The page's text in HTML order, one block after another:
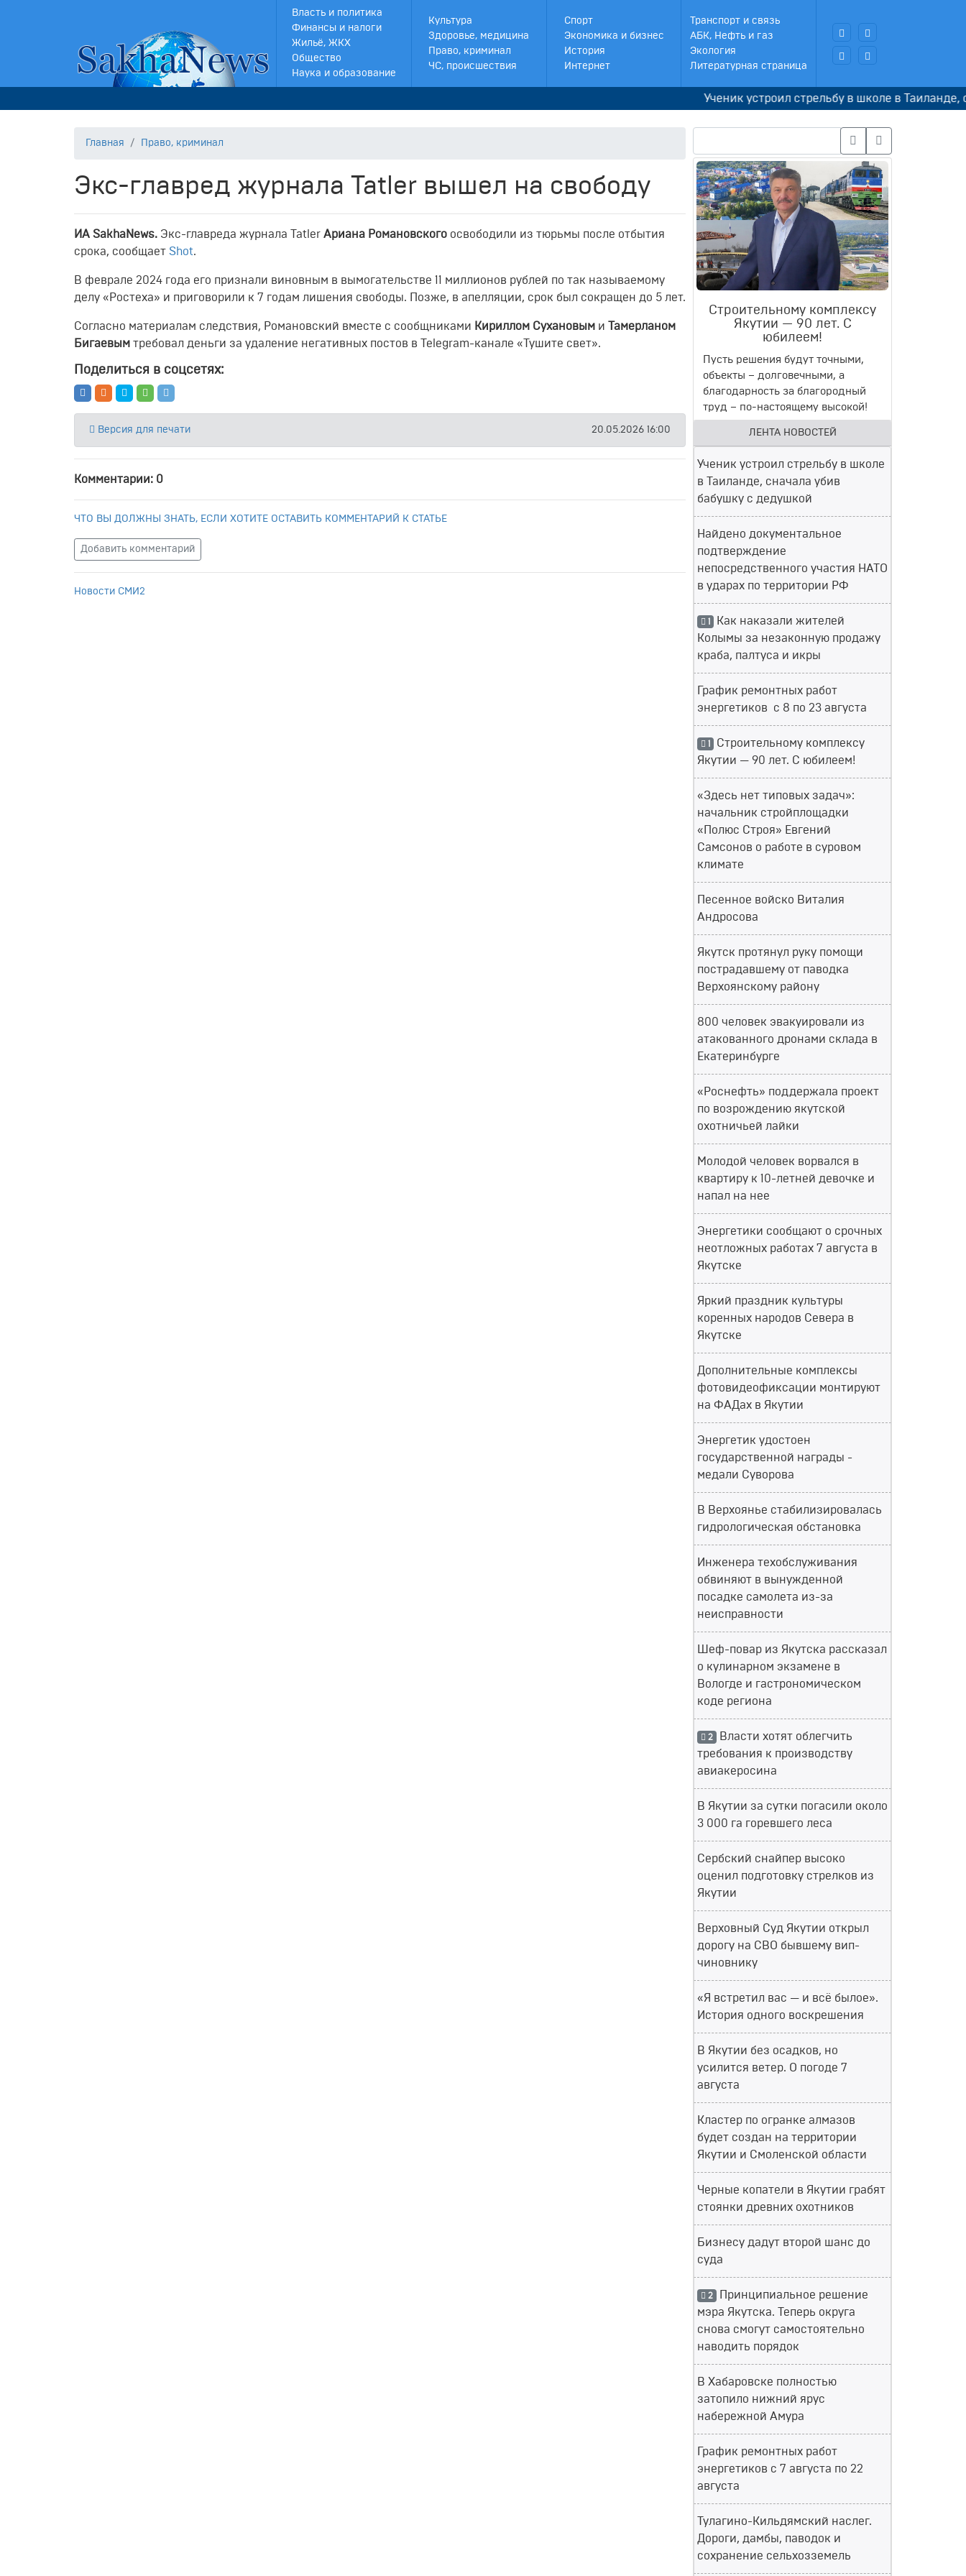
Власть и политика
Финансы и налоги
Жильё, ЖКХ
Общество
Наука и образование
Культура
Здоровье, медицина
Право, криминал
ЧС, происшествия
Спорт
Экономика и бизнес
История
Интернет
Транспорт и связь
АБК, Нефть и газ
Экология
Литературная страница
Ученик устроил стрельбу в школе в Таиланде,
Главная Право, криминал
Экс-главред журнала Tatler вышел на свободу
ИА SakhaNews. Экс-главреда журнала Tatler Ариана Романовского освободили из тюрьмы после отбытия
срока, сообщает Shot.
В феврале 2024 года его признали виновным в вымогательстве 11 миллионов рублей по так называемому
делу «Ростеха» и приговорили к 7 годам лишения свободы.
Позже, в апелляции, срок был сокращен до 5 лет.
Согласно материалам следствия, Романовский вместе с сообщниками Кириллом Сухановым и
Тамерланом
Бигаевым требовал деньги за удаление негативных постов в Telegram-канале «Тушите свет».
Поделиться в соцсетях:
Версия для печати 20.05.2026 16:00
Комментарии: 0
ЧТО ВЫ ДОЛЖНЫ ЗНАТЬ, ЕСЛИ ХОТИТЕ ОСТАВИТЬ КОММЕНТАРИЙ К СТАТЬЕ
Добавить комментарий
Новости СМИ2
Строительному комплексу
Якутии — 90 лет. С
юбилеем!
Пусть решения будут точными,
объекты – долговечными, а
благодарность за благородный
труд – по-настоящему высокой!
ЛЕНТА НОВОСТЕЙ
Ученик устроил стрельбу в школе
в Таиланде, сначала убив
бабушку с дедушкой
Найдено документальное
подтверждение
непосредственного участия НАТО
в ударах по территории РФ
1 Как наказали жителей
Колымы за незаконную продажу
краба, палтуса и икры
График ремонтных работ
энергетиков с 8 по 23 августа
1 Строительному комплексу
Якутии — 90 лет. С юбилеем!
«Здесь нет типовых задач»:
начальник стройплощадки
«Полюс Строя» Евгений
Самсонов о работе в суровом
климате
Песенное войско Виталия
Андросова
Якутск протянул руку помощи
пострадавшему от паводка
Верхоянскому району
800 человек эвакуировали из
атакованного дронами склада в
Екатеринбурге
«Роснефть» поддержала проект
по возрождению якутской
охотничьей лайки
Молодой человек ворвался в
квартиру к 10-летней девочке и
напал на нее
Энергетики сообщают о срочных
неотложных работах 7 августа в
Якутске
Яркий праздник культуры
коренных народов Севера в
Якутске
Дополнительные комплексы
фотовидеофиксации монтируют
на ФАДах в Якутии
Энергетик удостоен
государственной награды -
медали Суворова
В Верхоянье стабилизировалась
гидрологическая обстановка
Инженера техобслуживания
обвиняют в вынужденной
посадке самолета из-за
неисправности
Шеф-повар из Якутска рассказал
о кулинарном экзамене в
Вологде и гастрономическом
коде региона
2 Власти хотят облегчить
требования к производству
авиакеросина
В Якутии за сутки погасили около
3 000 га горевшего леса
Сербский снайпер высоко
оценил подготовку стрелков из
Якутии
Верховный Суд Якутии открыл
дорогу на СВО бывшему вип-
чиновнику
«Я встретил вас — и всё былое».
История одного воскрешения
В Якутии без осадков, но
усилится ветер. О погоде 7
августа
Кластер по огранке алмазов
будет создан на территории
Якутии и Смоленской области
Черные копатели в Якутии грабят
стоянки древних охотников
Бизнесу дадут второй шанс до
суда
2 Принципиальное решение
мэра Якутска. Теперь округа
снова смогут самостоятельно
наводить порядок
В Хабаровске полностью
затопило нижний ярус
набережной Амура
График ремонтных работ
энергетиков с 7 августа по 22
августа
Тулагино-Кильдямский наслег.
Дороги, дамбы, паводок и
сохранение сельхозземель